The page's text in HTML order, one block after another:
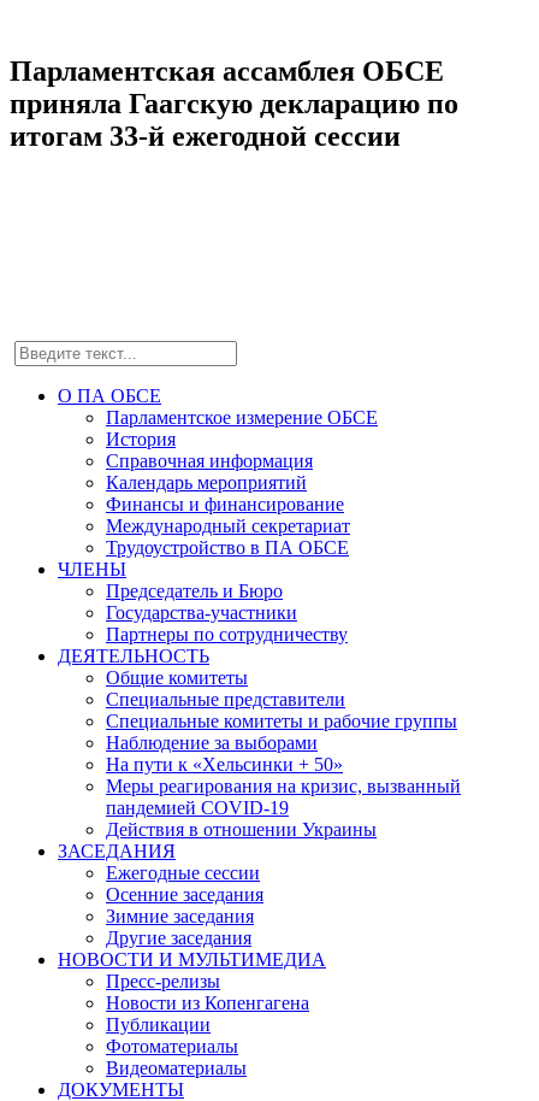
Парламентская ассамблея ОБСЕ
приняла Гаагскую декларацию по
итогам 33-й ежегодной сессии
О ПА ОБСЕ
Парламентское измерение ОБСЕ
История
Справочная информация
Календарь мероприятий
Финансы и финансирование
Международный секретариат
Трудоустройство в ПА ОБСЕ
ЧЛЕНЫ
Председатель и Бюро
Государства-участники
Партнеры по сотрудничеству
ДЕЯТЕЛЬНОСТЬ
Общие комитеты
Специальные представители
Специальные комитеты и рабочие группы
Наблюдение за выборами
На пути к «Хельсинки + 50»
Меры реагирования на кризис, вызванный
пандемией COVID-19
Действия в отношении Украины
ЗАСЕДАНИЯ
Ежегодные сессии
Осенние заседания
Зимние заседания
Другие заседания
НОВОСТИ И МУЛЬТИМЕДИА
Пресс-релизы
Новости из Копенгагена
Публикации
Фотоматериалы
Видеоматериалы
ДОКУМЕНТЫ